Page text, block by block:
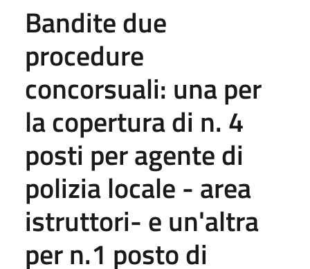
Bandite due
procedure
concorsuali: una per
la copertura di n. 4
posti per agente di
polizia locale - area
istruttori- e un'altra
per n.1 posto di